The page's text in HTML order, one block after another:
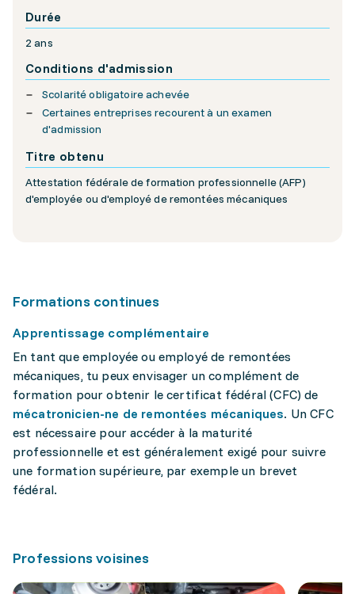
Durée
2 ans
Conditions d'admission
Scolarité obligatoire achevée
Certaines entreprises recourent à un examen
d'admission
Titre obtenu
Attestation fédérale de formation professionnelle (AFP)
d'employée ou d'employé de remontées mécaniques
Formations continues
Apprentissage complémentaire
En tant que employée ou employé de remontées
mécaniques, tu peux envisager un complément de
formation pour obtenir le certificat fédéral (CFC) de
mécatronicien-ne de remontées mécaniques. Un CFC
est nécessaire pour accéder à la maturité
professionnelle et est généralement exigé pour suivre
une formation supérieure, par exemple un brevet
fédéral.
Professions voisines